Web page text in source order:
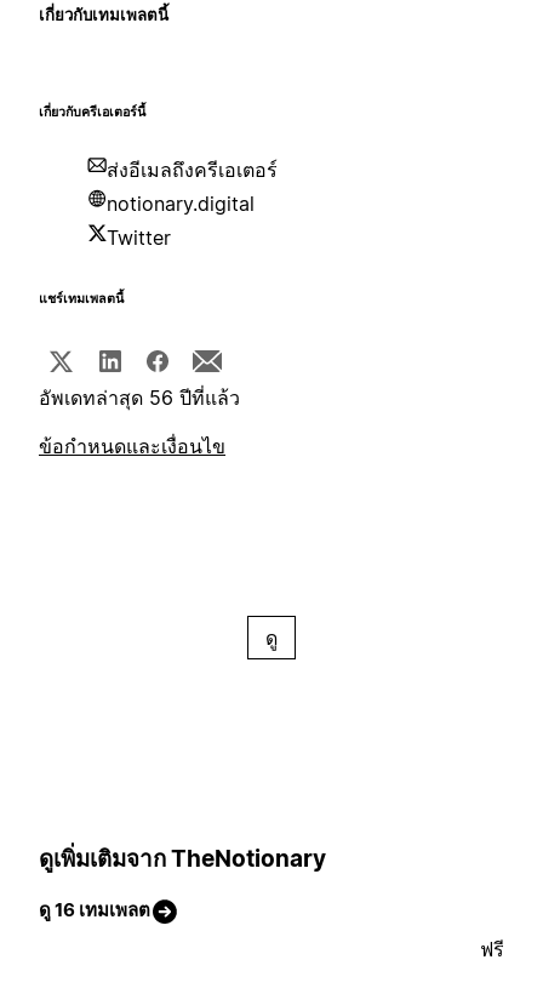
เกี่ยวกับเทมเพลตนี้
เกี่ยวกับครีเอเตอร์นี้
ส่งอีเมลถึงครีเอเตอร์
notionary.digital
Twitter
แชร์เทมเพลตนี้
อัพเดทล่าสุด 56 ปีที่แล้ว
ข้อกำหนดและเงื่อนไข
ดู
ดูเพิ่มเติมจาก TheNotionary
ดู 16 เทมเพลต
ฟรี